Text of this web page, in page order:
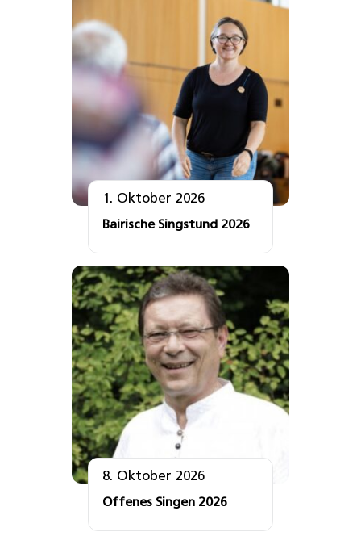
1. Oktober 2026
Bairische Singstund 2026
8. Oktober 2026
Offenes Singen 2026